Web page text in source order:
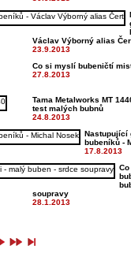
Václav Výborný alias
23.9.2013
Co si myslí bubeničtí
27.8.2013
Tama Metalworks MT
test malých bubnů
24.8.2013
Nastupující
bubeníků -
17.8.2013
soupravy
28.1.2013